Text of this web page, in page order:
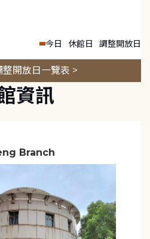
今日 休館日 調整開放日
開放日一覽表 >
資訊
Branch